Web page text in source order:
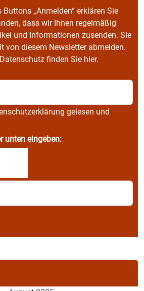
„Anmelden“ erklären Sie
dass wir Ihnen regelmäßig
und Informationen zusenden. Sie
von diesem Newsletter abmelden.
finden Sie hier.
gelesen und
unten eingeben: